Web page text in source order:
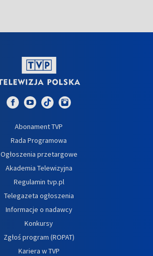
Abonament TVP
Rada Programowa
Ogłoszenia przetargowe
Akademia Telewizyjna
Regulamin tvp.pl
Telegazeta ogłoszenia
Informacje o nadawcy
Konkursy
Zgłoś program (ROPAT)
Kariera w TVP